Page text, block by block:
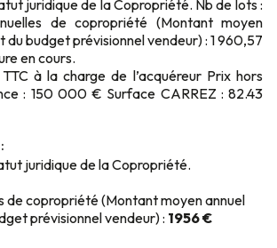
juridique de la Copropriété. Nb de lots :
de copropriété (Montant moyen
budget prévisionnel vendeur) : 1 960,57
en cours.
à la charge de l’acquéreur Prix hors
: 150 000 € Surface CARREZ : 82.43
juridique de la Copropriété.
de copropriété (Montant moyen annuel
prévisionnel vendeur) : 1956 €